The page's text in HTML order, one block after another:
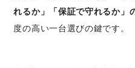
れるか」「保証で守れるか」
度の高い一台選びの鍵です。